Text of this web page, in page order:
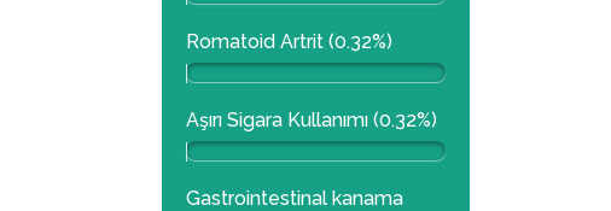
Romatoid Artrit (0.32%)
Aşırı Sigara Kullanımı (0.32%)
Gastrointestinal kanama